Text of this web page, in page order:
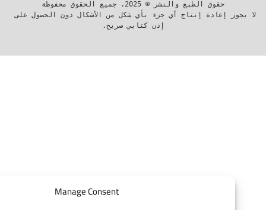
Manage Consent
لا يجوز إعادة إنتاج أي جزء بأي شكل من الأشكال دون الحصول على
إذن كتابي صريح.